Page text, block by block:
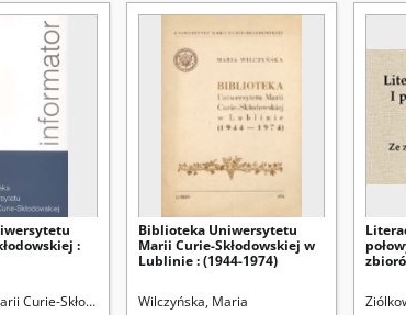
Główna Kowalski, Zdzisław Olczakowa, Jadwiga
:
Curie-Skłodowskiej (Lublin). Biblioteka Główna Wojnarowicz,
Biblioteka Uniwersytetu
Marii Curie-Skłodowskiej w
Lublinie : (1944-1974)
Wilczyńska, Maria